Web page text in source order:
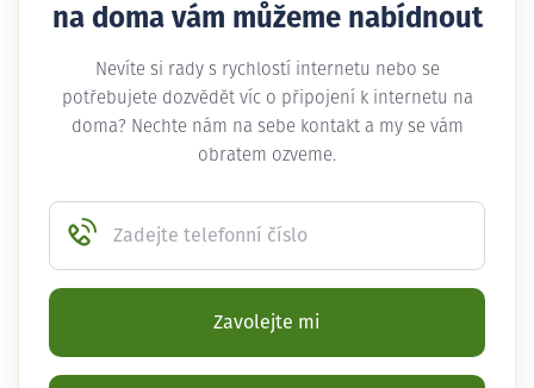
na doma vám můžeme nabídnout
Nevíte si rady s rychlostí internetu nebo se
potřebujete dozvědět víc o připojení k internetu na
doma? Nechte nám na sebe kontakt a my se vám
obratem ozveme.
Zadejte telefonní číslo
Zavolejte mi